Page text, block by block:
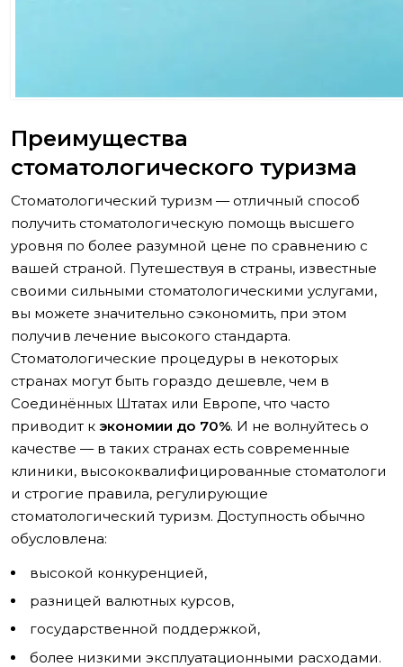
Преимущества
стоматологического туризма
Стоматологический туризм — отличный способ
получить стоматологическую помощь высшего
уровня по более разумной цене по сравнению с
вашей страной. Путешествуя в страны, известные
своими сильными стоматологическими услугами,
вы можете значительно сэкономить, при этом
получив лечение высокого стандарта.
Стоматологические процедуры в некоторых
странах могут быть гораздо дешевле, чем в
Соединённых Штатах или Европе, что часто
приводит к экономии до 70%. И не волнуйтесь о
качестве — в таких странах есть современные
клиники, высококвалифицированные стоматологи
и строгие правила, регулирующие
стоматологический туризм. Доступность обычно
обусловлена:
высокой конкуренцией,
разницей валютных курсов,
государственной поддержкой,
более низкими эксплуатационными расходами.